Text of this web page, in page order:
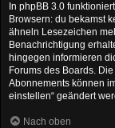
In phpBB 3.0
Browsern: du bekamst
ähneln Lesezeichen
Benachrichtigung
hingegen informieren
Forums des Boards.
Abonnements können
einstellen“ geändert
Nach oben